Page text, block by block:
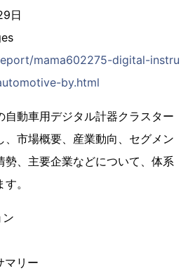
日
mama602275-digital-instru
by.html
自動車用デジタル計器クラスター
、市場概要、産業動向、セグメン
勢、主要企業などについて、体系
。
マリー